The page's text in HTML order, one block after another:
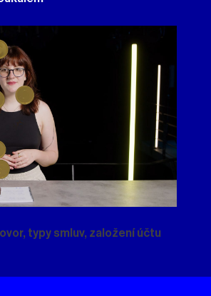
typy smluv, založení účtu